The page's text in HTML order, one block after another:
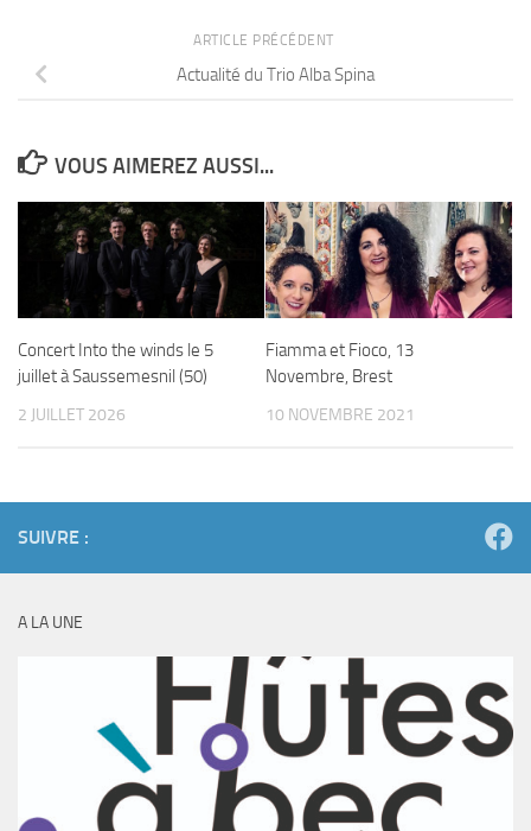
ARTICLE PRÉCÉDENT
Actualité du Trio Alba Spina
VOUS AIMEREZ AUSSI...
Concert Into the winds le 5
juillet à Saussemesnil (50)
2 JUILLET 2026
Fiamma et Fioco, 13
Novembre, Brest
10 NOVEMBRE 2021
SUIVRE :
A LA UNE